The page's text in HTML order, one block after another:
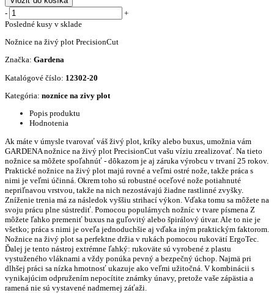
-
+
Posledné kusy v sklade
Nožnice na živý plot PrecisionCut
Značka: Gardena
Katalógové číslo: 12302-20
Kategória: noznice na zivy plot
Popis produktu
Hodnotenia
Ak máte v úmysle tvarovať váš živý plot, kríky alebo buxus, umožnia vám
GARDENA nožnice na živý plot PrecisionCut vašu víziu zrealizovať. Na tieto
nožnice sa môžete spoľahnúť - dôkazom je aj záruka výrobcu v trvaní 25 rokov.
Praktické nožnice na živý plot majú rovné a veľmi ostré nože, takže práca s
nimi je veľmi účinná. Okrem toho sú robustné oceľové nože potiahnuté
nepriľnavou vrstvou, takže na nich nezostávajú žiadne rastlinné zvyšky.
Zníženie trenia má za následok vyššiu strihací výkon. Vďaka tomu sa môžete na
svoju prácu plne sústrediť. Pomocou populárnych nožníc v tvare písmena Z
môžete ľahko premeniť buxus na guľovitý alebo špirálový útvar. Ale to nie je
všetko; práca s nimi je oveľa jednoduchšie aj vďaka iným praktickým faktorom.
Nožnice na živý plot sa perfektne držia v rukách pomocou rukovätí ErgoTec.
Ďalej je tento nástroj extrémne ľahký: rukoväte sú vyrobené z plastu
vystuženého vláknami a vždy ponúka pevný a bezpečný úchop. Najmä pri
dlhšej práci sa nízka hmotnosť ukazuje ako veľmi užitočná. V kombinácii s
vynikajúcim odpružením nepocítite známky únavy, pretože vaše zápästia a
ramená nie sú vystavené nadmernej záťaži.